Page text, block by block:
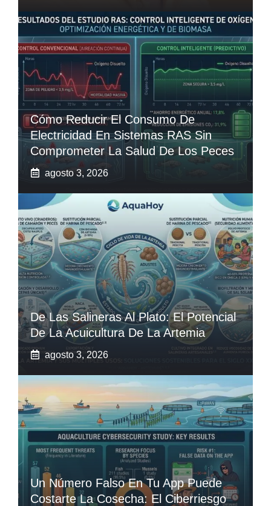
Cómo Reducir El Consumo De
Electricidad En Sistemas RAS Sin
Comprometer La Salud De Los Peces
agosto 3, 2026
De Las Salineras Al Plato: El Potencial
De La Acuicultura De La Artemia
agosto 3, 2026
Un Número Falso En Tu App Puede
Costarte La Cosecha: El Ciberriesgo